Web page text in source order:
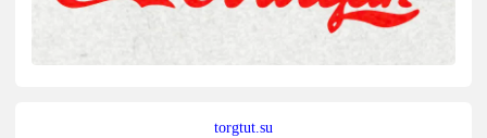
torgtut.su